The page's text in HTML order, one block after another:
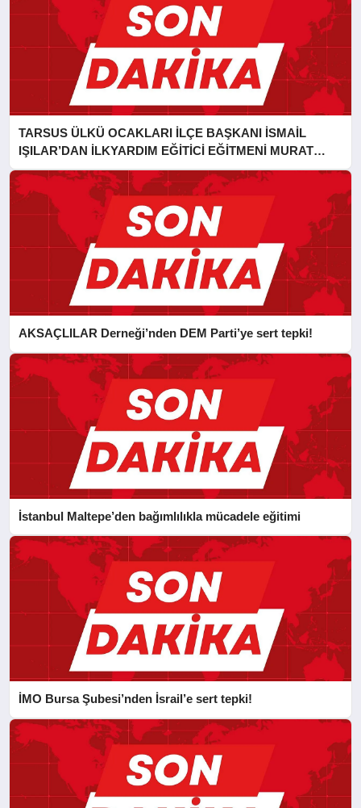
TARSUS ÜLKÜ OCAKLARI İLÇE BAŞKANI İSMAİL
IŞILAR’DAN İLKYARDIM EĞİTİCİ EĞİTMENİ MURAT
CAN FİDAN’A ZİYARET
AKSAÇLILAR Derneği’nden DEM Parti’ye sert tepki!
İstanbul Maltepe’den bağımlılıkla mücadele eğitimi
İMO Bursa Şubesi’nden İsrail’e sert tepki!